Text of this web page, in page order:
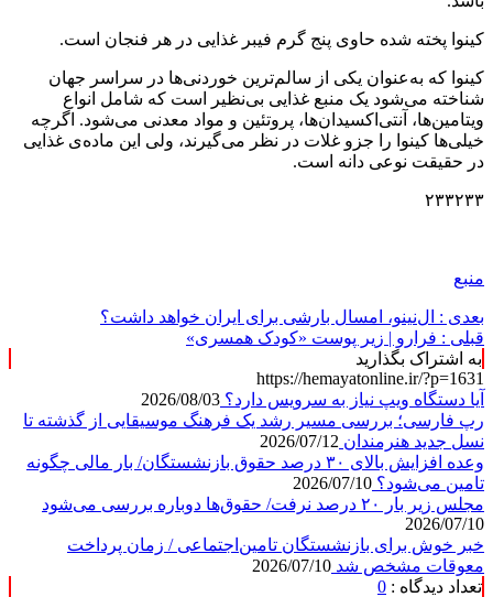
کینوا پخته شده حاوی پنج گرم فیبر غذایی در هر فنجان است.
کینوا که به‌عنوان یکی از سالم‌ترین خوردنی‌ها در سراسر جهان
شناخته می‌شود یک منبع غذایی بی‌نظیر است که شامل انواع
ویتامین‌ها، آنتی‌اکسیدان‌ها، پروتئین و مواد معدنی می‌شود. اگرچه
خیلی‌ها کینوا را جزو غلات در نظر می‌گیرند، ولی این ماده‌ی غذایی
در حقیقت نوعی دانه است.
۲۳۳۲۳۳
منبع
بعدی : ال‌نینو، امسال بارشی برای ایران خواهد داشت؟
قبلی : فرارو | زیر پوست «کودک همسری»
به اشتراک بگذارید
https://hemayatonline.ir/?p=1631
آیا دستگاه ویپ نیاز به سرویس دارد؟ 2026/08/03
رپ فارسی؛ بررسی مسیر رشد یک فرهنگ موسیقایی از گذشته تا
نسل جدید هنرمندان 2026/07/12
وعده افزایش بالای ۳۰ درصد حقوق بازنشستگان/ بار مالی چگونه
تامین می‌شود؟ 2026/07/10
مجلس زیر بار ۲۰ درصد نرفت/ حقوق‌ها دوباره بررسی می‌شود
2026/07/10
خبر خوش برای بازنشستگان تامین‌اجتماعی / زمان پرداخت
معوقات مشخص شد 2026/07/10
تعداد دیدگاه : 0